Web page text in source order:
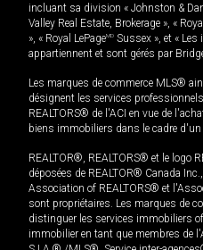
incluant sa division « Johnston &
Valley Real Estate, Brokerage », «
», « Royal LePageMD Sussex », et «
appartiennent et sont gérés par
Les marques de commerce MLS®
désignent les services
REALTORS® de l'ACI en vue de
biens immobiliers dans le cadre d'un
REALTOR®, REALTORS® et le logo
déposées de REALTOR® Canada
Association of REALTORS® et
sont propriétaires. Les marques de
distinguer les services immobiliers
immobilier en tant que membres de